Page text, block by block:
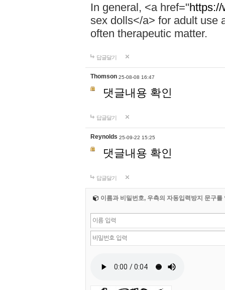
In general, <a href="
sex dolls</a> for adult use
often therapeutic matter.
답글달기
Thomson 25-08-08 16:47
댓글내용 확인
답글달기
Reynolds 25-09-22 15:25
댓글내용 확인
답글달기
이름과 비밀번호, 우측의 자동입력방지 문구를